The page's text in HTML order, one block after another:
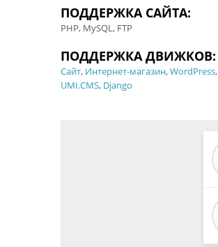
ПОДДЕРЖКА САЙТА:
PHP, MySQL, FTP
ПОДДЕРЖКА ДВИЖКОВ:
Сайт, Интернет-магазин,WordPress,
UMI.CMS, Django